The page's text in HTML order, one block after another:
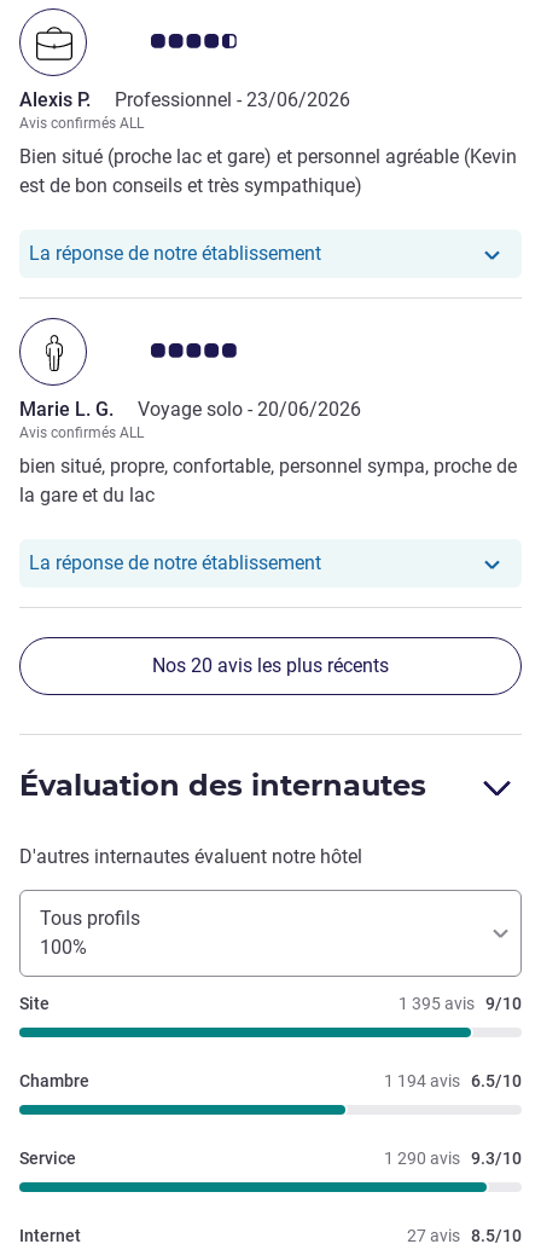
Note Avis clients 4.5/5
Alexis P. Professionnel - 23/06/2026
Avis confirmés ALL
Bien situé (proche lac et gare) et personnel agréable (Kevin
est de bon conseils et très sympathique)
La réponse de notre établissementNotre hôtel a repondu au
Note Avis clients 5.0/5
Marie L. G. Voyage solo - 20/06/2026
Avis confirmés ALL
bien situé, propre, confortable, personnel sympa, proche de
la gare et du lac
La réponse de notre établissementNotre hôtel a repondu au
Nos 20 avis les plus récents
Évaluation des internautes
D'autres internautes évaluent notre hôtel
Tous profils
100%
1 395 avis 9/10
Site
1 194 avis 6.5/10
Chambre
1 290 avis 9.3/10
Service
27 avis 8.5/10
Internet